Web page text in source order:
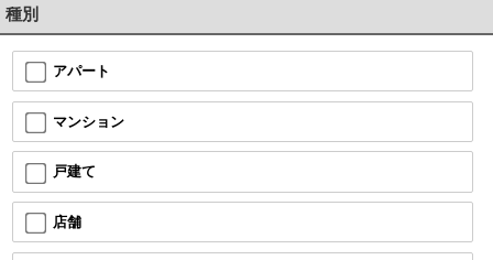
種別
アパート
マンション
戸建て
店舗